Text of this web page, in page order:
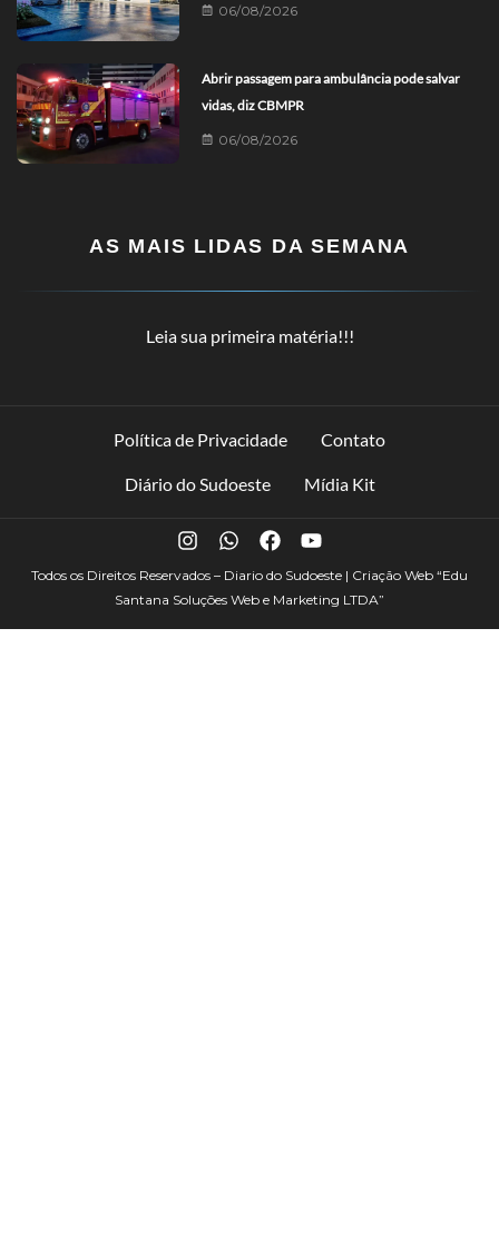
06/08/2026
Abrir passagem para ambulância pode salvar
vidas, diz CBMPR
06/08/2026
AS MAIS LIDAS DA SEMANA
Leia sua primeira matéria!!!
Política de Privacidade Contato
Diário do Sudoeste Mídia Kit
Todos os Direitos Reservados – Diario do Sudoeste | Criação Web “Edu
Santana Soluções Web e Marketing LTDA”